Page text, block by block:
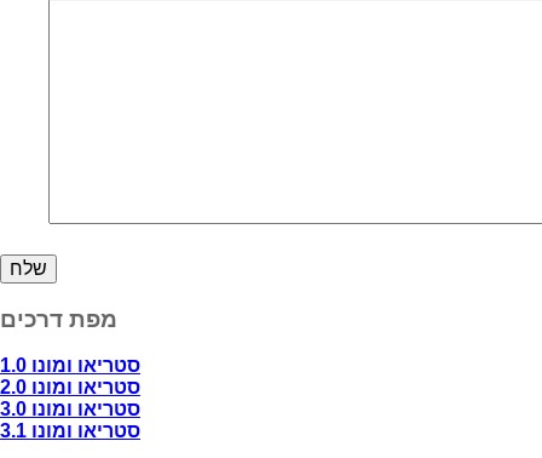
מפת דרכים
סטריאו ומונו 1.0
סטריאו ומונו 2.0
סטריאו ומונו 3.0
סטריאו ומונו 3.1